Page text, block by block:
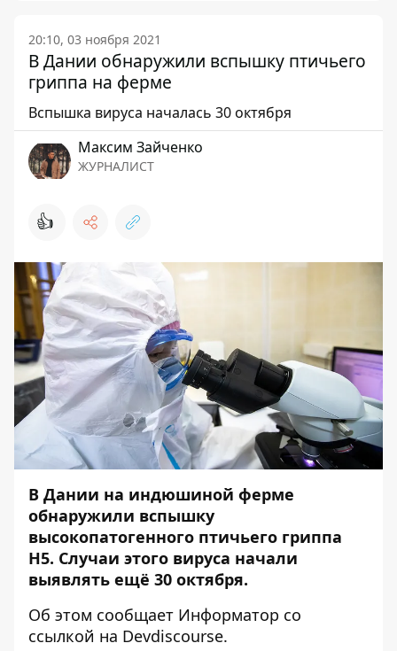
20:10, 03 ноября 2021
В Дании обнаружили вспышку птичьего
гриппа на ферме
Вспышка вируса началась 30 октября
Максим Зайченко
ЖУРНАЛИСТ
👍
В Дании на индюшиной ферме
обнаружили вспышку
высокопатогенного птичьего гриппа
H5. Случаи этого вируса начали
выявлять ещё 30 октября.
Об этом сообщает Информатор со
ссылкой на Devdiscourse.